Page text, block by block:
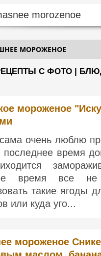
МОРОЖЕНОЕ
С ФОТО |
мороженое
очень люблю
время
время все
такие ягоды
или куда уго...
мороженое